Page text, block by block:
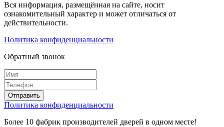
Вся информация, размещённая на сайте, носит
ознакомительный характер и может отличаться от
действительности.
Политика конфиденциальности
Обратный звонок
Политика конфиденциальности
Более 10 фабрик производителей дверей в одном месте!